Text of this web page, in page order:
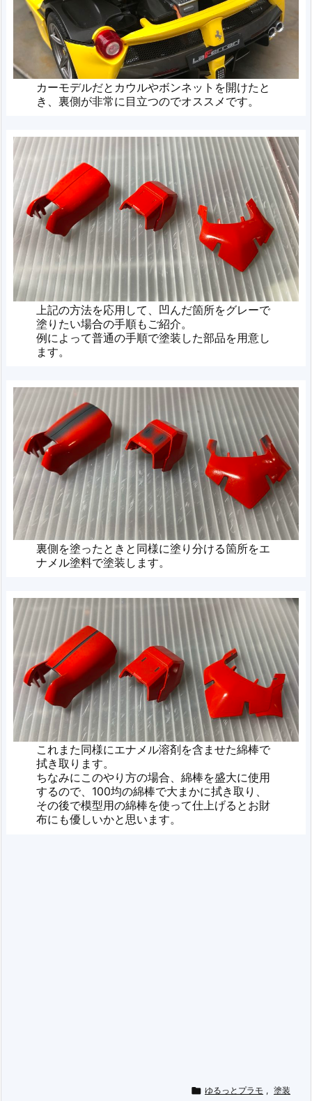
カーモデルだとカウルやボンネットを開けたと
き、裏側が非常に目立つのでオススメです。
上記の方法を応用して、凹んだ箇所をグレーで
塗りたい場合の手順もご紹介。
例によって普通の手順で塗装した部品を用意し
ます。
裏側を塗ったときと同様に塗り分ける箇所をエ
ナメル塗料で塗装します。
これまた同様にエナメル溶剤を含ませた綿棒で
拭き取ります。
ちなみにこのやり方の場合、綿棒を盛大に使用
するので、100均の綿棒で大まかに拭き取り、
その後で模型用の綿棒を使って仕上げるとお財
布にも優しいかと思います。
 ゆるっとプラモ , 塗装